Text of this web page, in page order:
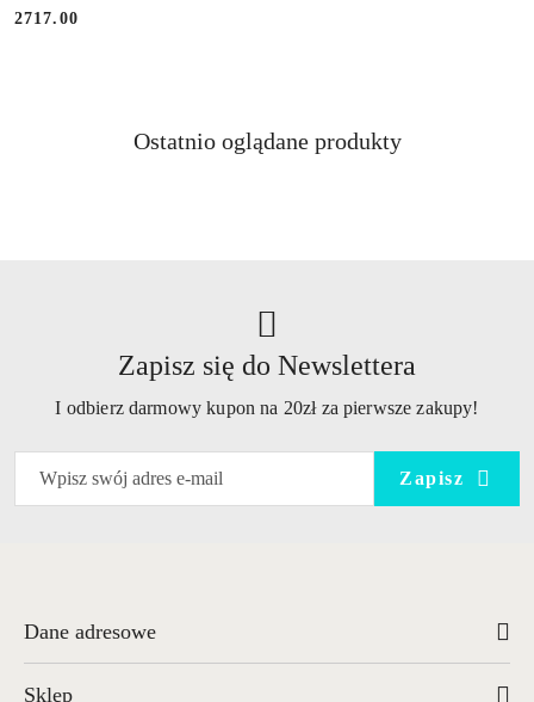
Cena:
2717.00
Pomiń karuzelę produktów
Produkty
Ostatnio oglądane produkty
Zapisz się do Newslettera
I odbierz darmowy kupon na 20zł za pierwsze zakupy!
Zapisz
Dane adresowe
Sklep